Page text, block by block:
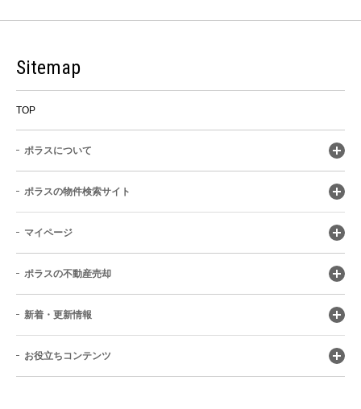
Sitemap
TOP
ポラスについて
ポラスの物件検索サイト
マイページ
ポラスの不動産売却
新着・更新情報
お役立ちコンテンツ